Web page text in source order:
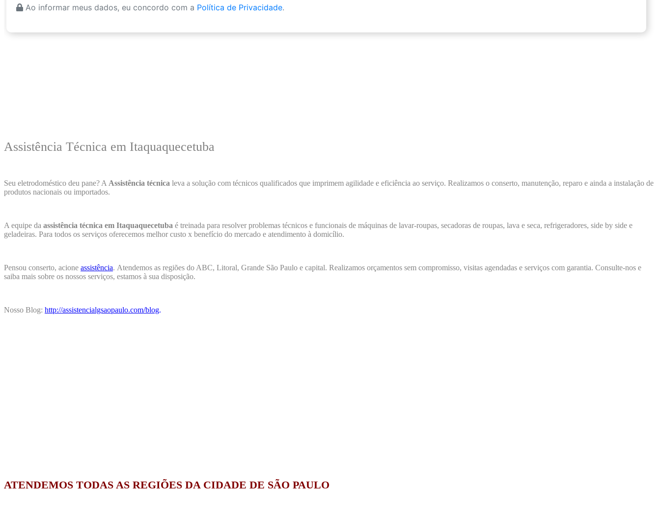
Assistência Técnica em Itaquaquecetuba
Seu eletrodoméstico deu pane? A Assistência técnica leva a solução com técnicos qualificados que imprimem agilidade e eficiência ao serviço. Realizamos o conserto, manutenção, reparo e ainda a instalação de
produtos nacionais ou importados.
A equipe da assistência técnica em Itaquaquecetuba é treinada para resolver problemas técnicos e funcionais de máquinas de lavar-roupas, secadoras de roupas, lava e seca, refrigeradores, side by side e
geladeiras. Para todos os serviços oferecemos melhor custo x benefício do mercado e atendimento à domicílio.
Pensou conserto, acione assistência. Atendemos as regiões do ABC, Litoral, Grande São Paulo e capital. Realizamos orçamentos sem compromisso, visitas agendadas e serviços com garantia. Consulte-nos e
saiba mais sobre os nossos serviços, estamos à sua disposição.
Nosso Blog: http://assistencialgsaopaulo.com/blog.
ATENDEMOS TODAS AS REGIÕES DA CIDADE DE SÃO PAULO